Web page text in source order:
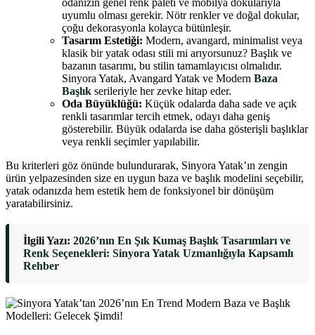
uyumlu olması gerekir. Nötr renkler ve doğal dokular,
çoğu dekorasyonla kolayca bütünleşir.
Tasarım Estetiği: Modern, avangard, minimalist veya
klasik bir yatak odası stili mi arıyorsunuz? Başlık ve
bazanın tasarımı, bu stilin tamamlayıcısı olmalıdır.
Sinyora Yatak, Avangard Yatak ve Modern Baza
Başlık serileriyle her zevke hitap eder.
Oda Büyüklüğü: Küçük odalarda daha sade ve açık
renkli tasarımlar tercih etmek, odayı daha geniş
gösterebilir. Büyük odalarda ise daha gösterişli başlıklar
veya renkli seçimler yapılabilir.
Bu kriterleri göz önünde bulundurarak, Sinyora Yatak’ın zengin
ürün yelpazesinden size en uygun baza ve başlık modelini seçebilir,
yatak odanızda hem estetik hem de fonksiyonel bir dönüşüm
yaratabilirsiniz.
İlgili Yazı: 2026’nın En Şık Kumaş Başlık Tasarımları ve
Renk Seçenekleri: Sinyora Yatak Uzmanlığıyla Kapsamlı
Rehber